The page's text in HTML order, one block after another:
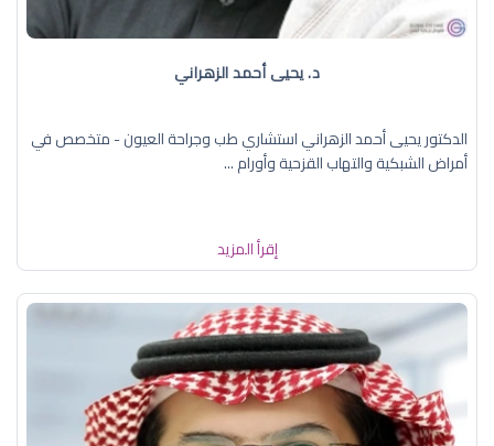
د. يحيى أحمد الزهراني
الدكتور يحيى أحمد الزهراني استشاري طب وجراحة العيون - متخصص في
أمراض الشبكية والتهاب القزحية وأورام ...
إقرأ المزيد